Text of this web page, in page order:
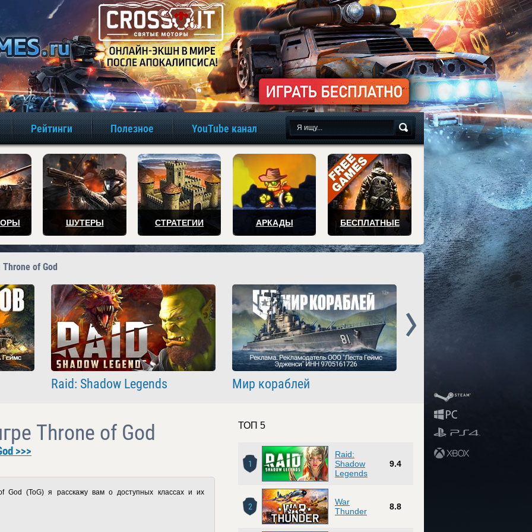
игры онлайн бесплатно
Рейтинги Полезное YouTube канал
ШУТЕРЫ СТРАТЕГИИ АРКАДЫ БЕСПЛАТНЫЕ
of God
Raid: Shadow Legends Мир кораблей
Throne of God
>>>
God (ToG) я расскажу вам о доступных классах и их
ТОП 5
1
Raid:
Shadow
Legends
9.4
2
War
Thunder
8.8